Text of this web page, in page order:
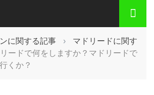
に関する記事 ›
マドリードに関す
ードで何をしますか？マドリードで
くか？